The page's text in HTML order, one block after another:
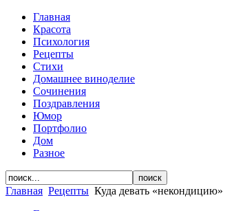
Главная
Красота
Психология
Рецепты
Стихи
Домашнее виноделие
Сочинения
Поздравления
Юмор
Портфолио
Дом
Разное
Главная Рецепты Куда девать «некондицию»